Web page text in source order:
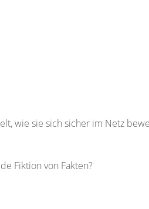
wie sie sich sicher im Netz
Fiktion von Fakten?